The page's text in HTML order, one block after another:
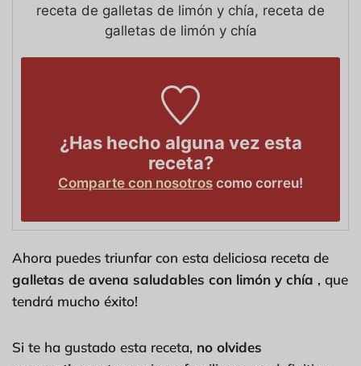
receta de galletas de limón y chía, receta de
galletas de limón y chía
¿Has hecho alguna vez esta
receta?
Comparte con nosotros como correu!
Ahora puedes triunfar con esta deliciosa receta de
galletas de avena saludables con limón y chía , que
tendrá mucho éxito!
Si te ha gustado esta receta, no olvides